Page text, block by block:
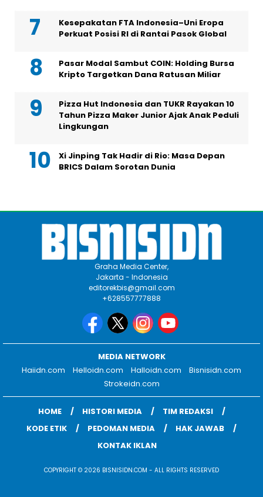
Kesepakatan FTA Indonesia–Uni Eropa
Perkuat Posisi RI di Rantai Pasok Global
Pasar Modal Sambut COIN: Holding Bursa
Kripto Targetkan Dana Ratusan Miliar
Pizza Hut Indonesia dan TUKR Rayakan 10
Tahun Pizza Maker Junior Ajak Anak Peduli
Lingkungan
Xi Jinping Tak Hadir di Rio: Masa Depan
BRICS Dalam Sorotan Dunia
Graha Media Center,
Jakarta - Indonesia
editorekbis@gmail.com
+628557777888
MEDIA NETWORK
Haiidn.com
Helloidn.com Halloidn.com
Bisnisidn.com
Strokeidn.com
HOME HISTORI MEDIA
TIM REDAKSI
KODE ETIK
PEDOMAN MEDIA
HAK JAWAB
KONTAK IKLAN
COPYRIGHT © 2026 BISNISIDN.COM - ALL RIGHTS RESERVED